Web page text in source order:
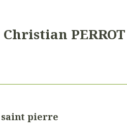
Christian PERROT
saint pierre